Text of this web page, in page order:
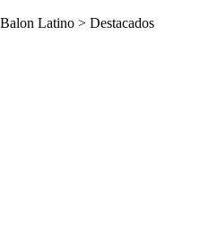
Balon Latino > Destacados